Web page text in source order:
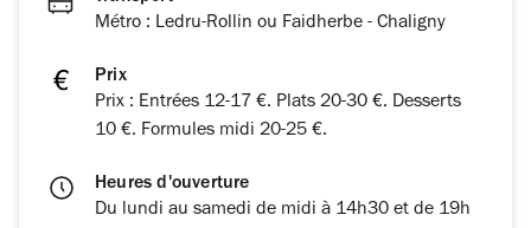
Métro : Ledru-Rollin ou Faidherbe - Chaligny
Prix
Prix : Entrées 12-17 €. Plats 20-30 €. Desserts
10 €. Formules midi 20-25 €.
Heures d'ouverture
Du lundi au samedi de midi à 14h30 et de 19h